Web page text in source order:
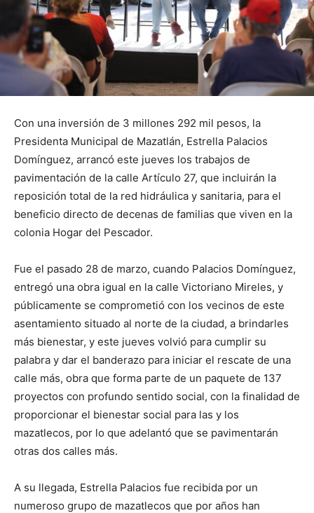
Con una inversión de 3 millones 292 mil pesos, la
Presidenta Municipal de Mazatlán, Estrella Palacios
Domínguez, arrancó este jueves los trabajos de
pavimentación de la calle Artículo 27, que incluirán la
reposición total de la red hidráulica y sanitaria, para el
beneficio directo de decenas de familias que viven en la
colonia Hogar del Pescador.
Fue el pasado 28 de marzo, cuando Palacios Domínguez,
entregó una obra igual en la calle Victoriano Mireles, y
públicamente se comprometió con los vecinos de este
asentamiento situado al norte de la ciudad, a brindarles
más bienestar, y este jueves volvió para cumplir su
palabra y dar el banderazo para iniciar el rescate de una
calle más, obra que forma parte de un paquete de 137
proyectos con profundo sentido social, con la finalidad de
proporcionar el bienestar social para las y los
mazatlecos, por lo que adelantó que se pavimentarán
otras dos calles más.
A su llegada, Estrella Palacios fue recibida por un
numeroso grupo de mazatlecos que por años han